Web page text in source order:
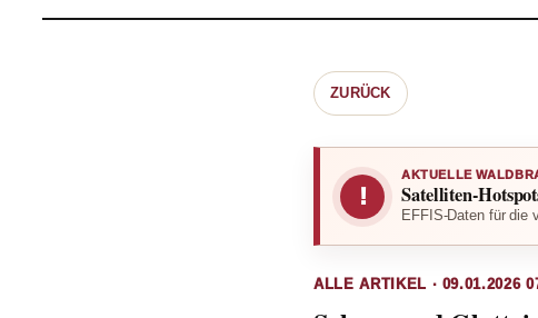
ZURÜCK
!
AKTUELLE
Satelliten-
EFFIS-Daten für die
ALLE ARTIKEL · 09.01.2026